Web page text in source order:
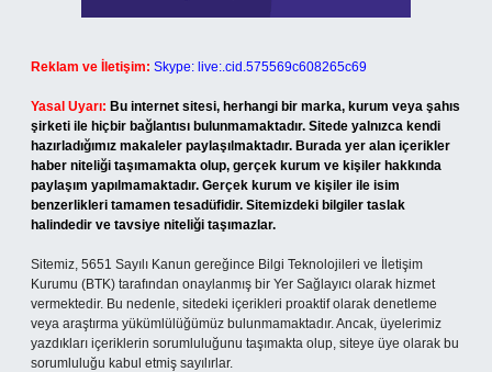
Reklam ve İletişim: Skype: live:.cid.575569c608265c69
Yasal Uyarı: Bu internet sitesi, herhangi bir marka, kurum veya şahıs
şirketi ile hiçbir bağlantısı bulunmamaktadır. Sitede yalnızca kendi
hazırladığımız makaleler paylaşılmaktadır. Burada yer alan içerikler
haber niteliği taşımamakta olup, gerçek kurum ve kişiler hakkında
paylaşım yapılmamaktadır. Gerçek kurum ve kişiler ile isim
benzerlikleri tamamen tesadüfidir. Sitemizdeki bilgiler taslak
halindedir ve tavsiye niteliği taşımazlar.
Sitemiz, 5651 Sayılı Kanun gereğince Bilgi Teknolojileri ve İletişim
Kurumu (BTK) tarafından onaylanmış bir Yer Sağlayıcı olarak hizmet
vermektedir. Bu nedenle, sitedeki içerikleri proaktif olarak denetleme
veya araştırma yükümlülüğümüz bulunmamaktadır. Ancak, üyelerimiz
yazdıkları içeriklerin sorumluluğunu taşımakta olup, siteye üye olarak bu
sorumluluğu kabul etmiş sayılırlar.